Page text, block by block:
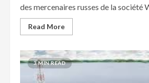
des mercenaires russes de la société
Read More
3 MIN READ